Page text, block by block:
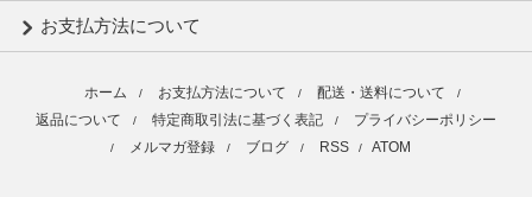
お支払方法について
ホーム / お支払方法について / 配送・送料について /
返品について / 特定商取引法に基づく表記 / プライバシーポリシー
/ メルマガ登録 / ブログ / RSS / ATOM